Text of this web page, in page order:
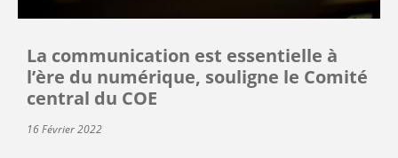
La communication est essentielle à
l’ère du numérique, souligne le Comité
central du COE
16 Février 2022